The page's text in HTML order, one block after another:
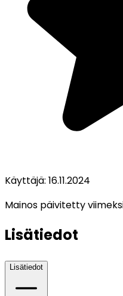
Käyttäjä: 16.11.2024
Mainos päivitetty
Lisätiedot
Lisätiedot